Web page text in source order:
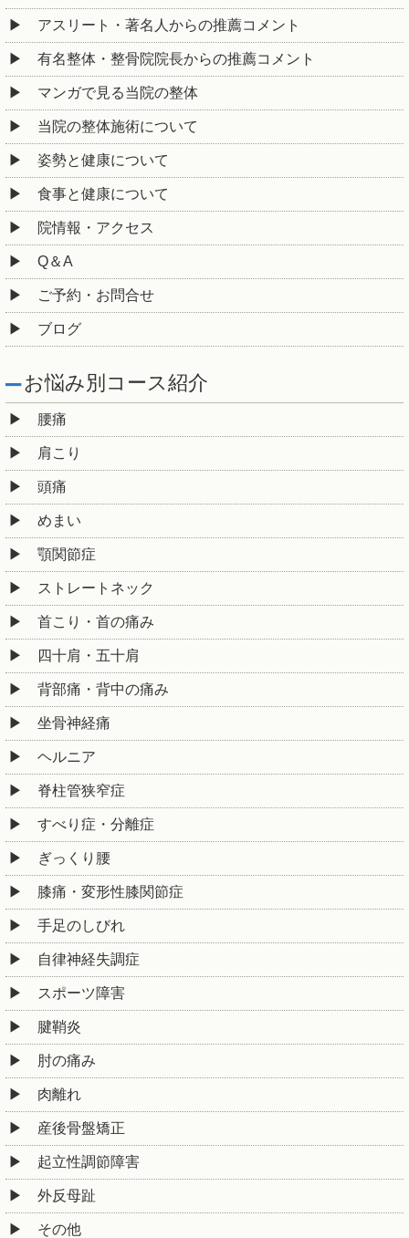
アスリート・著名人からの推薦コメント
有名整体・整骨院院長からの推薦コメント
マンガで見る当院の整体
当院の整体施術について
姿勢と健康について
食事と健康について
院情報・アクセス
Q＆A
ご予約・お問合せ
ブログ
お悩み別コース紹介
腰痛
肩こり
頭痛
めまい
顎関節症
ストレートネック
首こり・首の痛み
四十肩・五十肩
背部痛・背中の痛み
坐骨神経痛
ヘルニア
脊柱管狭窄症
すべり症・分離症
ぎっくり腰
膝痛・変形性膝関節症
手足のしびれ
自律神経失調症
スポーツ障害
腱鞘炎
肘の痛み
肉離れ
産後骨盤矯正
起立性調節障害
外反母趾
その他